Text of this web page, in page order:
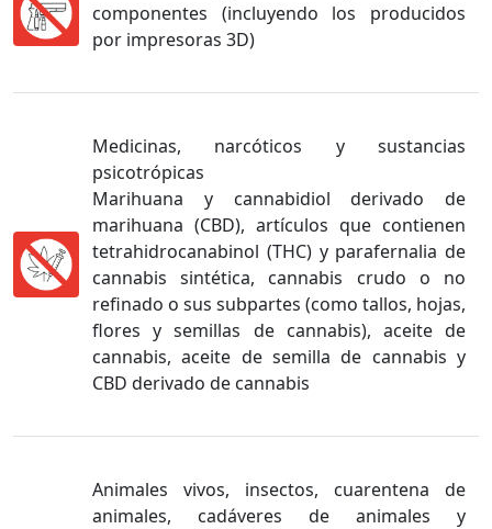
componentes (incluyendo los producidos
por impresoras 3D)
Medicinas, narcóticos y sustancias
psicotrópicas
Marihuana y cannabidiol derivado de
marihuana (CBD), artículos que contienen
tetrahidrocanabinol (THC) y parafernalia de
cannabis sintética, cannabis crudo o no
refinado o sus subpartes (como tallos, hojas,
flores y semillas de cannabis), aceite de
cannabis, aceite de semilla de cannabis y
CBD derivado de cannabis
Animales vivos, insectos, cuarentena de
animales, cadáveres de animales y